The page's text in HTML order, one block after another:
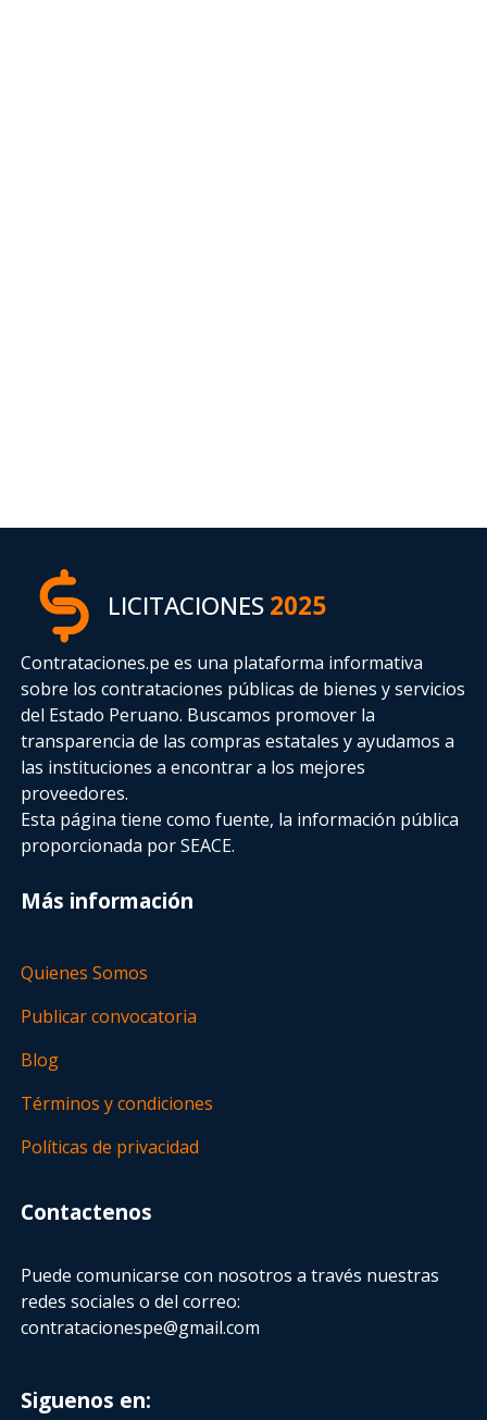
LICITACIONES2025
Contrataciones.pe es una plataforma informativa
sobre los contrataciones públicas de bienes y servicios
del Estado Peruano. Buscamos promover la
transparencia de las compras estatalesy ayudamos a
las instituciones a encontrar a los mejores
proveedores.
Esta página tiene como fuente, la información pública
proporcionada por SEACE.
Más información
Quienes Somos
Publicar convocatoria
Blog
Términos y condiciones
Políticas de privacidad
Contactenos
Puede comunicarse con nosotros a través nuestras
redes sociales o del correo:
contratacionespe@gmail.com
Siguenos en: